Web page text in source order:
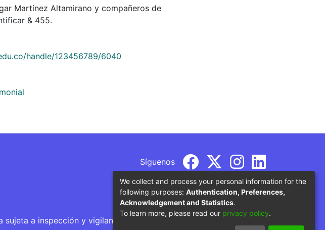
Martínez Altamirano y compañeros de
& 455.
handle/123456789/6040
Síguenos
a inspección y vigilancia por parte del Ministerio de Educación
We collect and process your personal information for the
following purposes: Authentication, Preferences,
Acknowledgement and Statistics.
To learn more, please read our privacy policy.